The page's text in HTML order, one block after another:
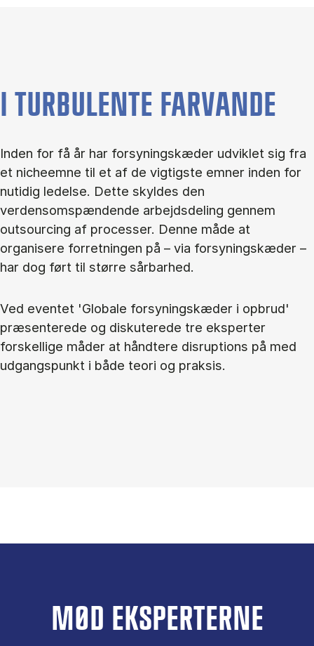
I TURBULENTE FARVANDE
Inden for få år har forsyningskæder udviklet sig fra
et nicheemne til et af de vigtigste emner inden for
nutidig ledelse. Dette skyldes den
verdensomspændende arbejdsdeling gennem
outsourcing af processer. Denne måde at
organisere forretningen på – via forsyningskæder –
har dog ført til større sårbarhed.
Ved eventet 'Globale forsyningskæder i opbrud'
præsenterede og diskuterede tre eksperter
forskellige måder at håndtere disruptions på med
udgangspunkt i både teori og praksis.
MØD EKSPERTERNE